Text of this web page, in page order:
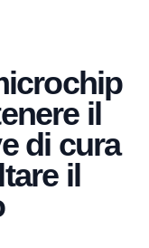
il
di cura
il